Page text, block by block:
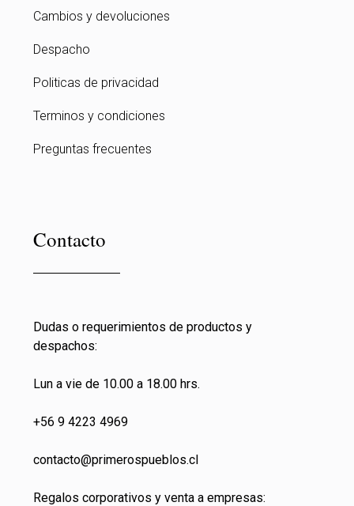
Cambios y devoluciones
Despacho
Politicas de privacidad
Terminos y condiciones
Preguntas frecuentes
Contacto
Dudas o requerimientos de productos y
despachos:
Lun a vie de 10.00 a 18.00 hrs.
+56 9 4223 4969
contacto@primerospueblos.cl
Regalos corporativos y venta a empresas: